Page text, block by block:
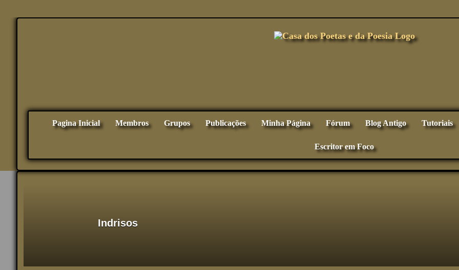
Pagina Inicial Membros Grupos Publicações Minha Página Fórum Blog Antigo Tutoriais
Escritor em Foco
Indrisos